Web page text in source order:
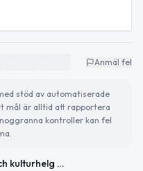
Anmäl fel
stöd av automatiserade
mål är alltid att rapportera
kontroller kan fel
Solig vårdag och kulturhelg på gång